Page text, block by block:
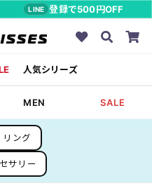
LINE 登録で500円OFF
人気シリーズ
MEN SALE
リング
サリー